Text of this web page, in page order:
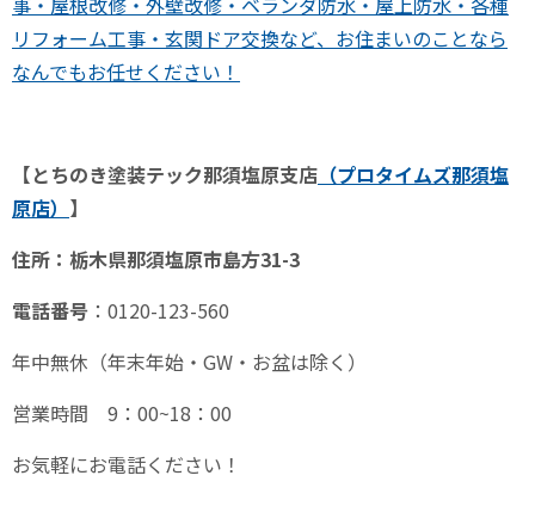
リフォーム工事・玄関ドア交換など、お住まいのことなら
なんでもお任せください！
【とちのき塗装テック那須塩原支店 （プロタイムズ那須塩
原店） 】
住所：栃木県那須塩原市島方31-3
電話番号 ： 0120-123-560
年中無休（年末年始・ GW ・お盆は除く）
営業時間 9 ： 00~18 ： 00
お気軽にお電話ください！